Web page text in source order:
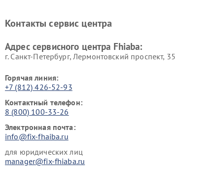
Контакты сервис центра
Адрес сервисного центра Fhiaba:
г. Санкт-Петербург, Лермонтовский проспект, 35
Горячая линия:
+7 (812) 426-52-93
Контактный телефон:
8 (800) 100-33-26
Электронная почта:
info@fix-fhaiba.ru
для юридических лиц
manager@fix-fhiaba.ru